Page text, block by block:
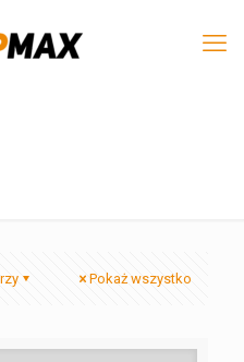
Pokaż wszystko